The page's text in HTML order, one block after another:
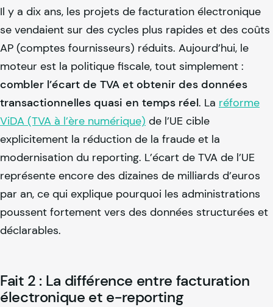
Il y a dix ans, les projets de facturation électronique
se vendaient sur des cycles plus rapides et des coûts
AP (comptes fournisseurs) réduits. Aujourd’hui, le
moteur est la politique fiscale, tout simplement :
combler l’écart de TVA et obtenir des données
transactionnelles quasi en temps réel. La réforme
ViDA (TVA à l’ère numérique) de l’UE cible
explicitement la réduction de la fraude et la
modernisation du reporting. L’écart de TVA de l’UE
représente encore des dizaines de milliards d’euros
par an, ce qui explique pourquoi les administrations
poussent fortement vers des données structurées et
déclarables.
Fait 2 : La différence entre facturation
électronique et e-reporting